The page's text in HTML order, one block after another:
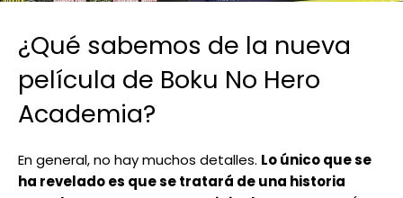
¿Qué sabemos de la nueva
película de Boku No Hero
Academia?
En general, no hay muchos detalles. Lo único que se
ha revelado es que se tratará de una historia